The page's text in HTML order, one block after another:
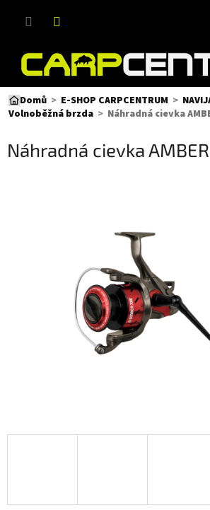
Domů E-SHOP CARPCENTRUM
Volnoběžná brzda
Náhradná cievka
Náhradná cievka